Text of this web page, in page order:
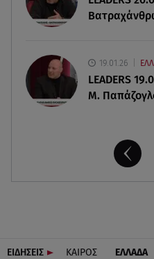
19.01.26
LEADERS
Μ.
ΕΙΔΗΣΕΙΣ ΚΑΙΡΟΣ ΕΛΛΑΔΑ